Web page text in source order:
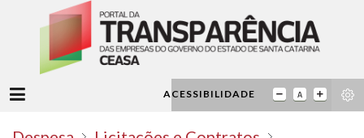
ACESSIBILIDADE